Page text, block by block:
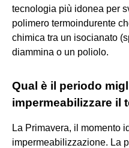
tecnologia più idonea per
polimero termoindurente
chimica tra un isocianato
diammina o un poliolo.
Qual è il periodo
impermeabilizzare il
La Primavera, il momento
impermeabilizzazione. La